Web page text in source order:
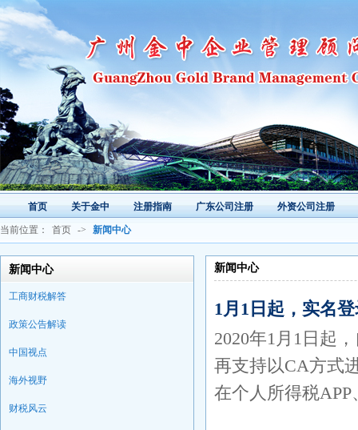
首页 关于金中 注册指南 广东公司注册 外资公司注册
当前位置： 首页 -> 新闻中心
新闻中心
工商财税解答
政策公告解读
中国视点
海外视野
财税风云
新闻中心
1月1日起，实名
2020年1月1日起
再支持以CA方式
在个人所得税